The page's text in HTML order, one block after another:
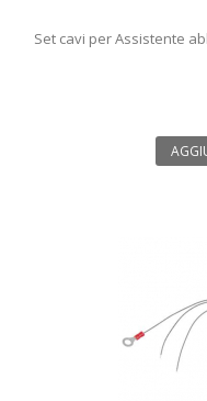
Set cavi per Assistente